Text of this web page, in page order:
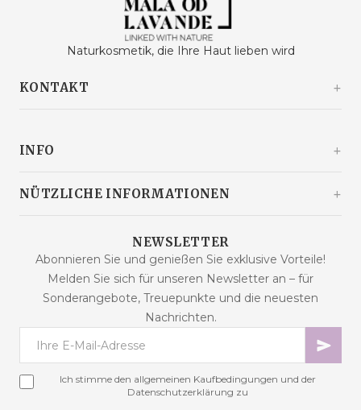
Naturkosmetik, die Ihre Haut lieben wird
KONTAKT
Kroatien
Mo. - Fr.: 09 - 15 Uhr
INFO
Über uns
Produkte im Angebot
Neue Produkte
Sitemap
Online-Streitbeilegung
NÜTZLICHE INFORMATIONEN
Häufig gestellte Fragen
Kaufbedingungen
Datensicherheit
Zahlungsarten
Treueprogramm
NEWSLETTER
Abonnieren Sie und genießen Sie exklusive Vorteile!
Melden Sie sich für unseren Newsletter an – für
Sonderangebote, Treuepunkte und die neuesten
Nachrichten.
Ich stimme den allgemeinen Kaufbedingungen und der
Datenschutzerklärung zu